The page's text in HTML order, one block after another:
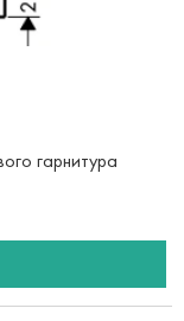
гарнитура